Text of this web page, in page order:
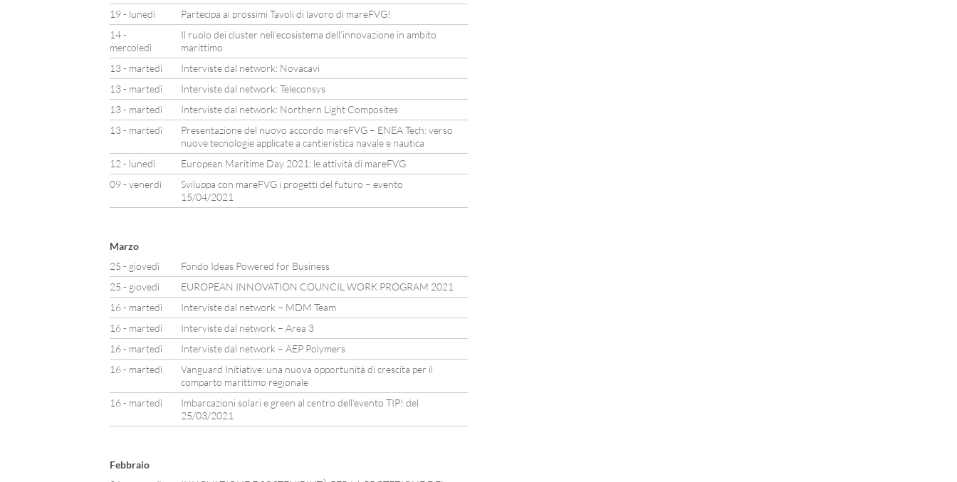
19 - lunedì
Partecipa ai prossimi Tavoli di lavoro di mareFVG!
14 -
mercoledì
Il ruolo dei cluster nell’ecosistema dell’innovazione in ambito
marittimo
13 - martedì
Interviste dal network: Novacavi
13 - martedì
Interviste dal network: Teleconsys
13 - martedì
Interviste dal network: Northern Light Composites
13 - martedì
Presentazione del nuovo accordo mareFVG – ENEA Tech: verso
nuove tecnologie applicate a cantieristica navale e nautica
12 - lunedì
European Maritime Day 2021: le attività di mareFVG
09 - venerdì
Sviluppa con mareFVG i progetti del futuro – evento
15/04/2021
Marzo
25 - giovedì
Fondo Ideas Powered for Business
25 - giovedì
EUROPEAN INNOVATION COUNCIL WORK PROGRAM 2021
16 - martedì
Interviste dal network – MDM Team
16 - martedì
Interviste dal network – Area 3
16 - martedì
Interviste dal network – AEP Polymers
16 - martedì
Vanguard Initiative: una nuova opportunità di crescita per il
comparto marittimo regionale
16 - martedì
Imbarcazioni solari e green al centro dell’evento TIP! del
25/03/2021
Febbraio